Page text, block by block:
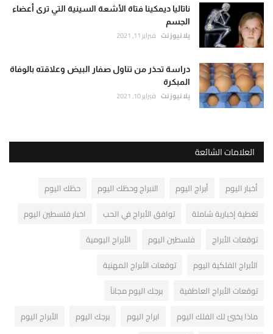
ناتاليا ديمكينا فتاة الأشعة السينية التي ترى أعضاء
الجسم
يلا نيوز نت فبراير 11, 2021
دراسة تحذر من تناول صفار البيض وعلاقته بالوفاة
المبكرة
يلا نيوز نت فبراير 10, 2021
العلامات الشائعة
أخبار اليوم أبراج اليوم الابراج وحظك اليوم
حظك اليوم
تغطية إخبارية شاملة
توافق الأبراج في الحب
اخبار فلسطين اليوم
توقعات الأبراج
فلسطين اليوم
الأبراج اليومية
الأبراج الفلكية اليوم
توقعات الأبراج المهنية
توقعات الأبراج العاطفية
برجك اليوم مجاناً
ماذا يخبئ لك الفلك اليوم
ابراج اليوم برجك اليوم
الأبراج اليوم